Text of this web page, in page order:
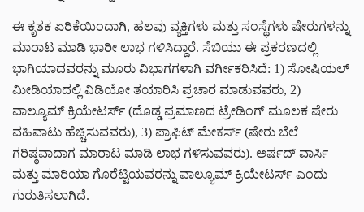
ಈ ಕೃತಕ ಏರಿಕೆಯಿಂದಾಗಿ, ಹಲವು ವ್ಯಕ್ತಿಗಳು ಮತ್ತು ಸಂಸ್ಥೆಗಳು ಷೇರುಗಳನ್ನು
ಮಾರಾಟ ಮಾಡಿ ಭಾರೀ ಲಾಭ ಗಳಿಸಿದ್ದಾರೆ. ಸೆಬಿಯು ಈ ಪ್ರಕರಣದಲ್ಲಿ
ಭಾಗಿಯಾದವರನ್ನು ಮೂರು ವಿಭಾಗಗಳಾಗಿ ವರ್ಗೀಕರಿಸಿದೆ: 1) ಸೋಷಿಯಲ್‌
ಮೀಡಿಯಾದಲ್ಲಿ ವಿಡಿಯೋ ತಯಾರಿಸಿ ಪ್ರಚಾರ ಮಾಡುವವರು, 2)
ವಾಲ್ಯೂಮ್‌ ಕ್ರಿಯೇಟರ್ಸ್‌ (ದೊಡ್ಡ ಪ್ರಮಾಣದ ಟ್ರೇಡಿಂಗ್‌ ಮೂಲಕ ಷೇರು
ವಹಿವಾಟು ಹೆಚ್ಚಿಸುವವರು), 3) ಪ್ರಾಫಿಟ್‌ ಮೇಕರ್ಸ್‌ (ಷೇರು ಬೆಲೆ
ಗರಿಷ್ಠವಾದಾಗ ಮಾರಾಟ ಮಾಡಿ ಲಾಭ ಗಳಿಸುವವರು). ಅರ್ಷದ್‌ ವಾರ್ಸಿ
ಮತ್ತು ಮಾರಿಯಾ ಗೊರೆಟ್ಟಿಯವರನ್ನು ವಾಲ್ಯೂಮ್‌ ಕ್ರಿಯೇಟರ್ಸ್‌ ಎಂದು
ಗುರುತಿಸಲಾಗಿದೆ.